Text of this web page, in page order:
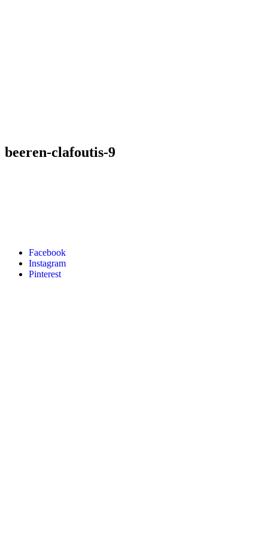
Facebook
Instagram
Pinterest
beeren-clafoutis-9